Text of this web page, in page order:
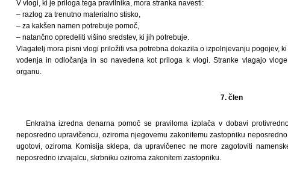
V vlogi, ki je priloga tega pravilnika, mora stranka navesti:
– razlog za trenutno materialno stisko,
– za kakšen namen potrebuje pomoč,
– natančno opredeliti višino sredstev, ki jih potrebuje.
Vlagatelj mora pisni vlogi priložiti vsa potrebna dokazila o izpolnjevanju pogojev,
vodenja in odločanja in so navedena kot priloga k vlogi. Stranke vlagajo
organu.
7. člen
Enkratna izredna denarna pomoč se praviloma izplača v dobavi
neposredno upravičencu, oziroma njegovemu zakonitemu zastopniku
ugotovi, oziroma Komisija sklepa, da upravičenec ne more zagotoviti
neposredno izvajalcu, skrbniku oziroma zakonitem zastopniku.